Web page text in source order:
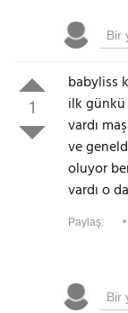
1
babyliss
ilk günkü
vardı
ve
oluyor
vardı o
Paylaş: